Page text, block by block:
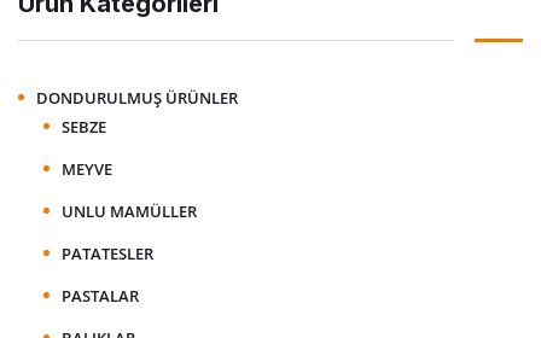
DONDURULMUŞ ÜRÜNLER
SEBZE
MEYVE
UNLU MAMÜLLER
PATATESLER
PASTALAR